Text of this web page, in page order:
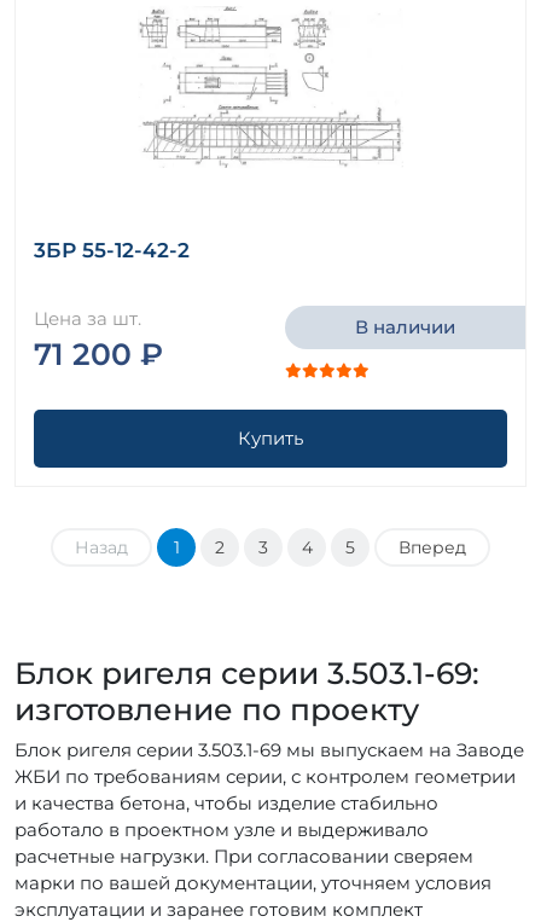
3БР 55-12-42-2
Цена за шт.
71 200 ₽
В наличии
Купить
Назад 1 2 3 4 5 Вперед
Блок ригеля серии 3.503.1-69:
изготовление по проекту
Блок ригеля серии 3.503.1-69 мы выпускаем на Заводе
ЖБИ по требованиям серии, с контролем геометрии
и качества бетона, чтобы изделие стабильно
работало в проектном узле и выдерживало
расчетные нагрузки. При согласовании сверяем
марки по вашей документации, уточняем условия
эксплуатации и заранее готовим комплект